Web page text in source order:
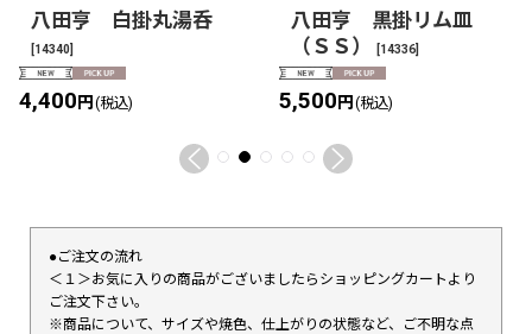
八田亨 白掛丸湯呑
[14340]
4,400円 (税込)
八田亨 黒掛リム皿
（ＳＳ）
[14336]
5,500円 (税込)
●ご注文の流れ
＜１＞お気に入りの商品がございましたらショッピングカートより
ご注文下さい。
※商品について、サイズや焼色、仕上がりの状態など、ご不明な点